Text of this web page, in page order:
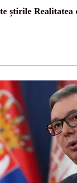
știrile Realitatea